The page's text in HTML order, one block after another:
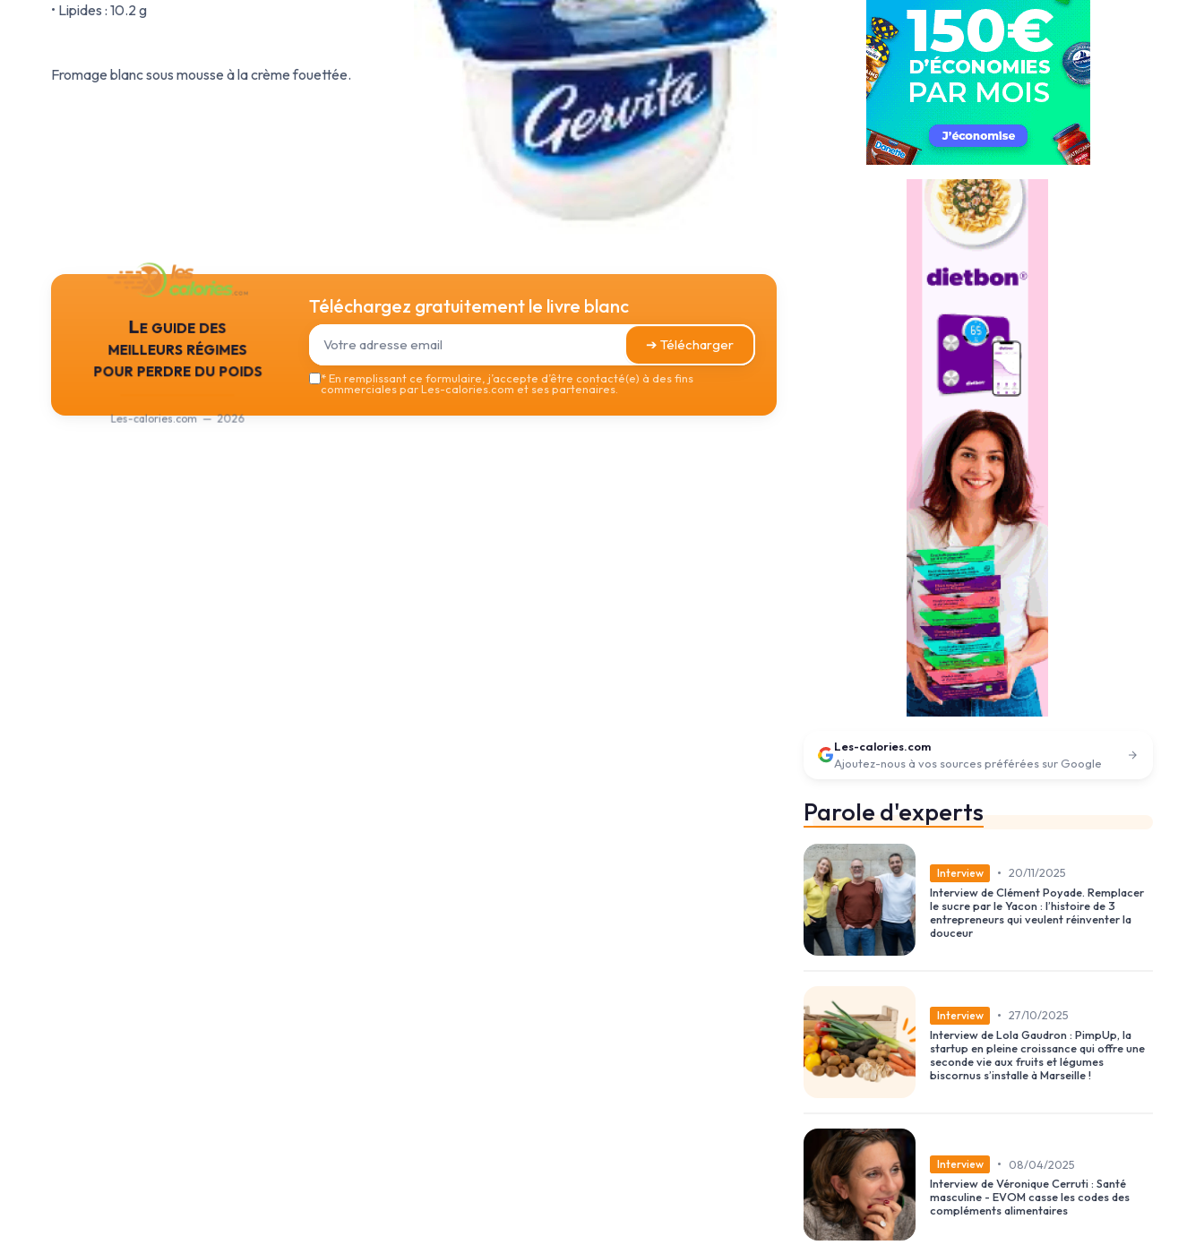
• Lipides : 10.2 g
Fromage blanc sous mousse à la crème fouettée.
Le guide des
meilleurs régimes
pour perdre du poids
Les-calories.com — 2026
Téléchargez gratuitement le livre blanc
➔ Télécharger
*En remplissant ce formulaire, j’accepte d’être contacté(e) à des fins
commerciales par Les-calories.com et ses partenaires.
Les-calories.com
Ajoutez-nous à vos sources préférées sur Google
Parole d'experts
Interview • 20/11/2025
Interview de Clément Poyade. Remplacer
le sucre par le Yacon : l’histoire de 3
entrepreneurs qui veulent réinventer la
douceur
Interview • 27/10/2025
Interview de Lola Gaudron : PimpUp, la
startup en pleine croissance qui offre une
seconde vie aux fruits et légumes
biscornus s’installe à Marseille !
Interview •
08/04/2025
Interview de Véronique Cerruti : Santé
masculine - EVOM casse les codes des
compléments alimentaires